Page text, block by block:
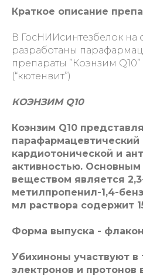
Краткое описание
В ГосНИИсинтезбелок на
разработаны
препараты ”Коэнзим Q10”
(“кютенвит”)
КОЭНЗИМ Q10
Коэнзим Q10
парафармацевтический
кардиотонической и
активностью.
веществом является
метилпропенил-1,4-
мл раствора содержит
Форма выпуска -
Убихиноны участвуют в
электронов и протонов